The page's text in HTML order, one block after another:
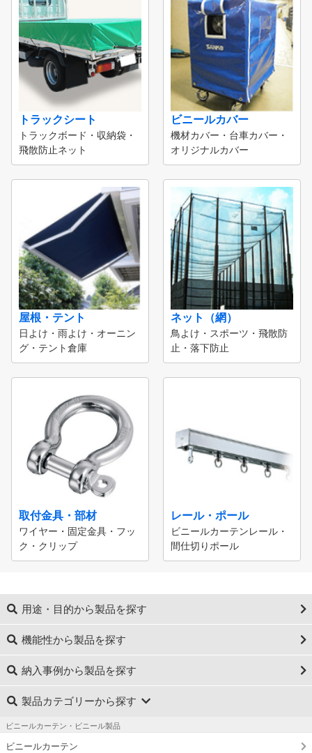
トラックシート
トラックボード・収納袋・
飛散防止ネット
ビニールカバー
機材カバー・台車カバー・
オリジナルカバー
屋根・テント
日よけ・雨よけ・オーニン
グ・テント倉庫
ネット（網）
鳥よけ・スポーツ・飛散防
止・落下防止
取付金具・部材
ワイヤー・固定金具・フッ
ク・クリップ
レール・ポール
ビニールカーテンレール・
間仕切りポール
用途・目的から製品を探す
機能性から製品を探す
納入事例から製品を探す
製品カテゴリーから探す
ビニールカーテン・ビニール製品
ビニールカーテン